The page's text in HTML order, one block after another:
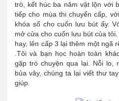
trò, kết húc ba năm vật lộn với
tiếp cho mùa thi chuyển cấp,
khóa sổ cho cuốn lưu bút ấy.
mở cửa cho cuốn lưu bút của
hay, lên cấp 3 lại thêm một ngã
.Tôi và bạn học hoàn toàn
gặp trò chuyện qua lại. Nỗi lo,
bủa vây, chúng ta lại viết thư
giúp.